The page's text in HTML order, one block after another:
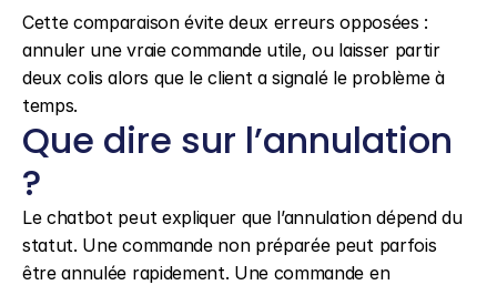
Cette comparaison évite deux erreurs opposées :
annuler une vraie commande utile, ou laisser partir
deux colis alors que le client a signalé le problème à
temps.
Que dire sur l’annulation
?
Le chatbot peut expliquer que l’annulation dépend du
statut. Une commande non préparée peut parfois
être annulée rapidement. Une commande en